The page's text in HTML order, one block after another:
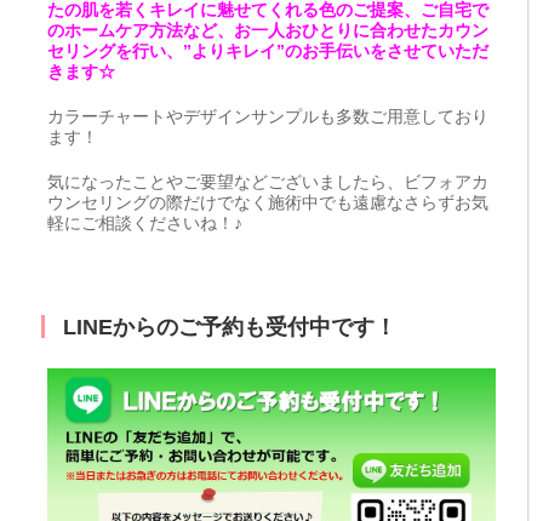
たの肌を若くキレイに魅せてくれる色のご提案、ご自宅で
のホームケア方法など、お一人おひとりに合わせたカウン
セリングを行い、”よりキレイ”のお手伝いをさせていただ
きます☆
カラーチャートやデザインサンプルも多数ご用意しており
ます！
気になったことやご要望などございましたら、ビフォアカ
ウンセリングの際だけでなく施術中でも遠慮なさらずお気
軽にご相談くださいね！♪
LINEからのご予約も受付中です！